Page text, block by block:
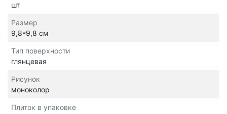
шт
Размер
9,8*9,8 см
Тип поверхности
глянцевая
Рисунок
моноколор
Плиток в упаковке